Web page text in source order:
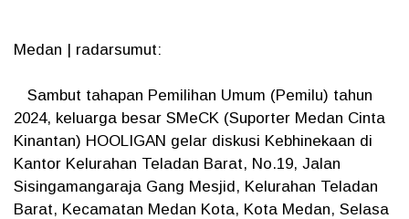
Medan | radarsumut:
Sambut tahapan Pemilihan Umum (Pemilu) tahun
2024, keluarga besar SMeCK (Suporter Medan Cinta
Kinantan) HOOLIGAN gelar diskusi Kebhinekaan di
Kantor Kelurahan Teladan Barat, No.19, Jalan
Sisingamangaraja Gang Mesjid, Kelurahan Teladan
Barat, Kecamatan Medan Kota, Kota Medan, Selasa